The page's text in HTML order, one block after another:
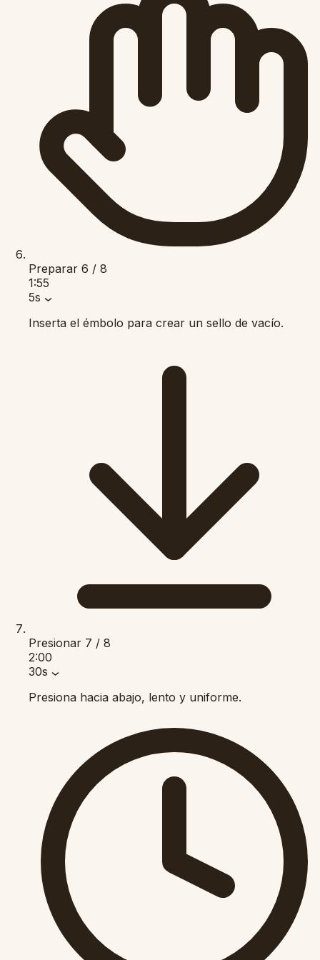
Preparar 6 / 8
1:55
5s
Inserta el émbolo para crear un sello de vacío.
Presionar 7 / 8
2:00
30s
Presiona hacia abajo, lento y uniforme.